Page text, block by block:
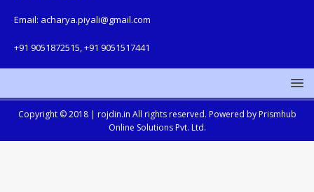
Email: acharya.piyali@gmail.com
+91 9051872515, +91 9051517441
Copyright © 2018 | rojdin.in All rights reserved. Powered by Prismhub
Online Solutions Pvt. Ltd.